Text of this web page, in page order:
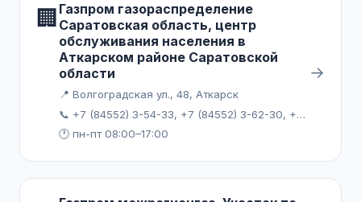
🏢 Газпром газораспределение
Саратовская область, центр
обслуживания населения в
Аткарском районе Саратовской
области
📍 Волгоградская ул., 48, Аткарск
📞 +7 (84552) 3-54-33, +7 (84552) 3-62-30, +7 (84558) 4-14-81
🕐 пн-пт 08:00–17:00
→